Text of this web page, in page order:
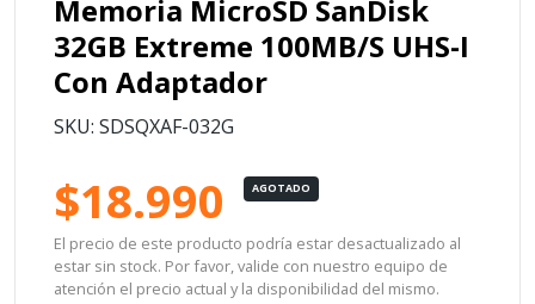
Memoria MicroSD SanDisk
32GB Extreme 100MB/S UHS-I
Con Adaptador
SKU: SDSQXAF-032G
$18.990 AGOTADO
El precio de este producto podría estar desactualizado al
estar sin stock. Por favor, valide con nuestro equipo de
atención el precio actual y la disponibilidad del mismo.